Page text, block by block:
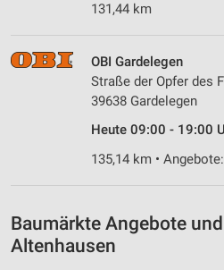
131,44 km
OBI Gardelegen
Straße der Opfer des
39638 Gardelegen
Heute 09:00 - 19:00
135,14 km •
Baumärkte Angebote
Altenhausen
personalisierter Inhalte
Messung der Werbeleistung
Messung der Performance von
Analyse von Zielgruppen durch
Entwicklung und Verbesserung